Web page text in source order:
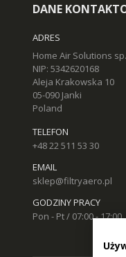
DANE
ADRES
Home Air Solutions
NIP: 5342620168
Aleja Krakowska 10
05-090 Janki
Poland
TELEFON
+48 22 511 53 30
EMAIL
sklep@filtryaero.pl
GODZINY PRACY
Pon - Pt / 07:00 - 17:00